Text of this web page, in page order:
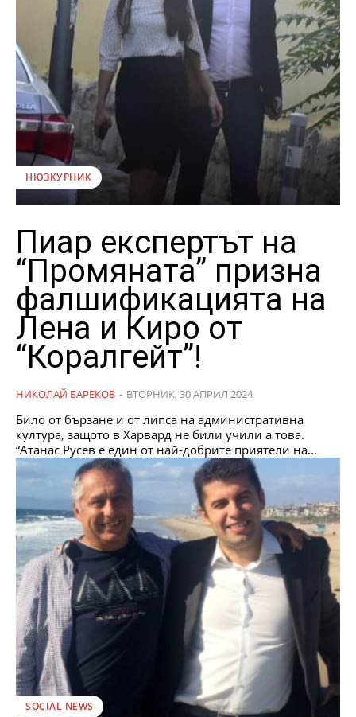
НЮЗКУРНИК
Пиар експертът на
“Промяната” призна
фалшификацията на
Лена и Киро от
“Коралгейт”!
НИКОЛАЙ БАРЕКОВ - ВТОРНИК, 30 АПРИЛ 2024
Било от бързане и от липса на административна
култура, защото в Харвард не били учили а това.
“Атанас Русев е един от най-добрите приятели на...
SOCIAL NEWS